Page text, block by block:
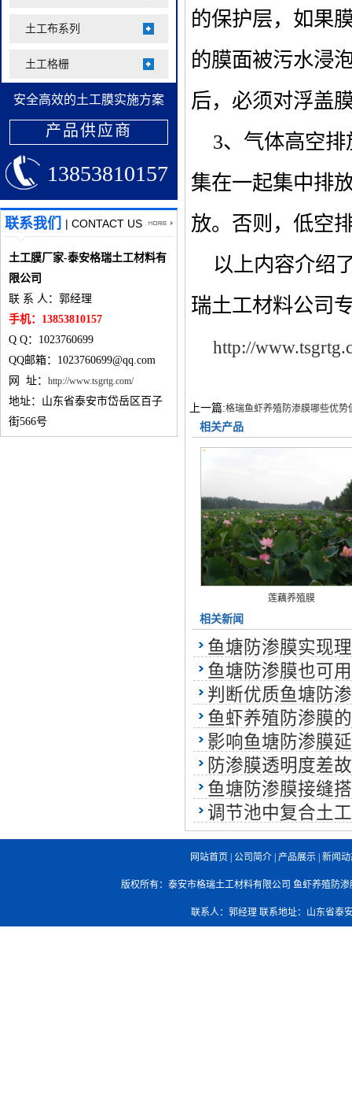
土工布系列
土工格栅
安全高效的土工膜实施方案
产品供应商
13853810157
联系我们 | CONTACT US
土工膜厂家-泰安格瑞土工材料有
限公司
联 系 人：郭经理
手机：13853810157
Q Q：1023760699
QQ邮箱：1023760699@qq.com
网 址： http://www.tsgrtg.com/
地址：山东省泰安市岱岳区百子
街566号
的保护层，如果
的膜面被污水浸
后，必须对浮盖
3、气体高空排
集在一起集中排
放。否则，低空
以上内容介绍
瑞土工材料公司
http://
上一篇:格瑞鱼虾养殖防渗膜哪些优势
相关产品
莲藕养殖膜
相关新闻
鱼塘防渗膜实现
鱼塘防渗膜也可
判断优质鱼塘防
鱼虾养殖防渗膜
影响鱼塘防渗膜
防渗膜透明度差
鱼塘防渗膜接缝
调节池中复合土
网站首页 公司简介 产品展示 新闻
版权所有：泰安市格瑞土工材料有限公司 鱼虾养殖防渗
联系人：郭经理 联系地址：山东省泰